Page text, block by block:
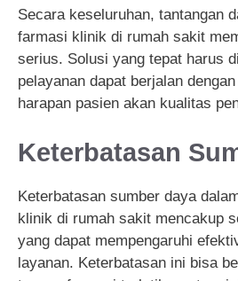
Secara keseluruhan, tantangan
farmasi klinik di rumah sakit
serius. Solusi yang tepat harus
pelayanan dapat berjalan
harapan pasien akan kualitas
Keterbatasan
Keterbatasan sumber daya
klinik di rumah sakit mencakup
yang dapat mempengaruhi
layanan. Keterbatasan ini bisa